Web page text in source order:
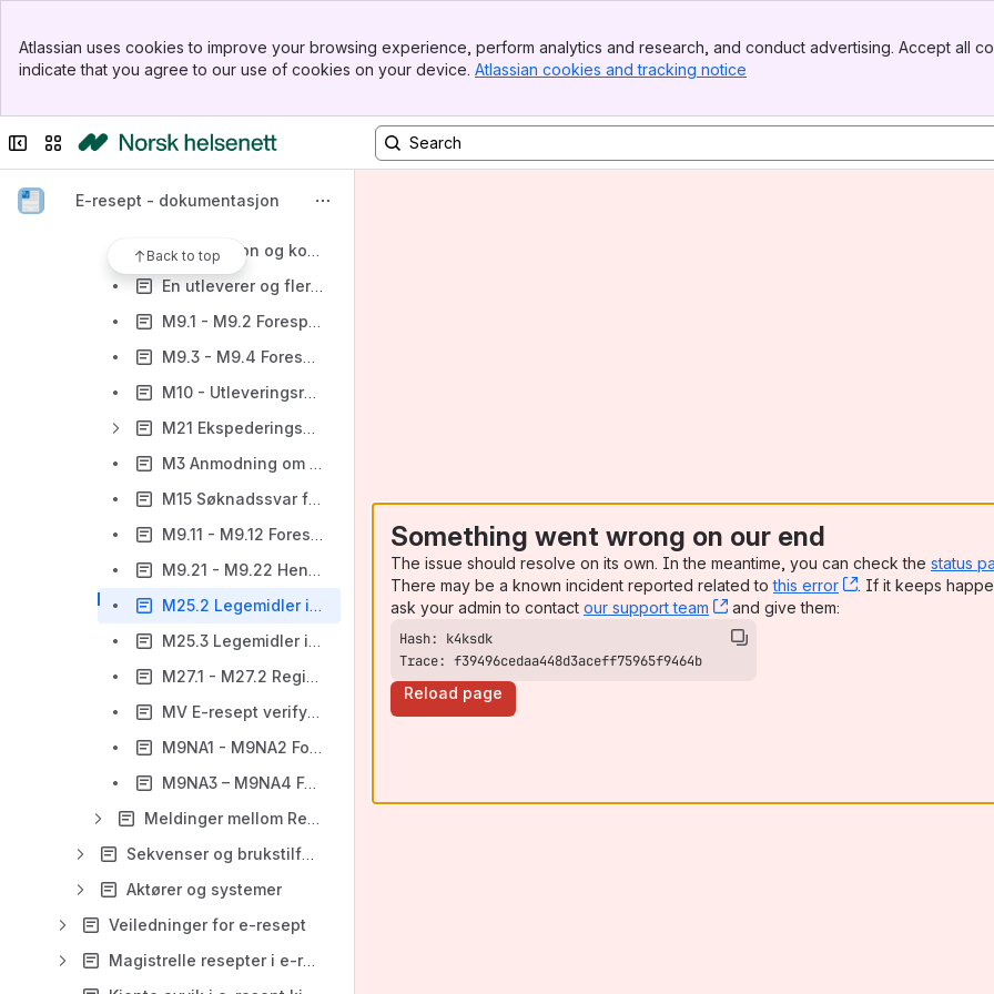
Top Bar
Sidebar
Atlassian uses cookies to improve your browsing experience, perform analytics and research, and conduct advertising. Accept all
indicate that you agree to our use of cookies on your device. Atlassian cookies and tracking notice
Collapse sidebar
Switch sites or apps
E-resept - dokumentasjon
Back to top
Om e-resept
Arkitekturdokumentasjon
Autorisasjon og kontroller for utleverer
En utleverer og flere systemer
M9.1 - M9.2 Forespørsel om resepter på pasient
M9.3 - M9.4 Forespørsel om nedlasting av resept
M10 - Utleveringsrapport
M21 Ekspederingsanmodning
M3 Anmodning om søknad til Legemiddelverket
M15 Søknadssvar fra Legemiddelverket (Utleverer)
M9.11 - M9.12 Forespørsel om Pasientens legemiddelliste (Utleverer)
M9.21 - M9.22 Hent endrede multidosepasienter (Utleverer)
M25.2 Legemidler i bruk - forespørsel om endring (Utleverer)
M25.3 Legemidler i bruk - utleveringsmelding (Utleverer)
M27.1 - M27.2 Registrering av multidoseapotek og multidoseansvarlig lege (Utleverer)
MV E-resept verify utleverer
M9NA1 - M9NA2 Forespørsel om reseptliste fra nettkunde
M9NA3 – M9NA4 Forespørsel om utvidet informasjon på resept fra nettkunde
Meldinger mellom Reseptformidleren og Direktoratet for medisinske produkter (DMP)
Sekvenser og brukstilfeller
Aktører og systemer
Veiledninger for e-resept
Magistrelle resepter i e-resept
Something went wrong on our end
The issue should resolve on its own. In the meantime, you can check the status
There may be a known incident reported related tothis error , (opens new
. If it keeps
ask your admin to contact our support team , (opens new window)
and give them:
Trace: f39496cedaa448d3aceff75965f9464b
Reload page